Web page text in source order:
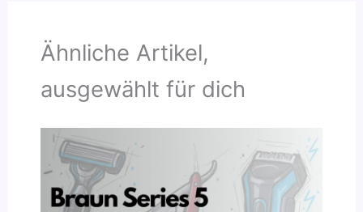
Ähnliche Artikel,
ausgewählt für dich